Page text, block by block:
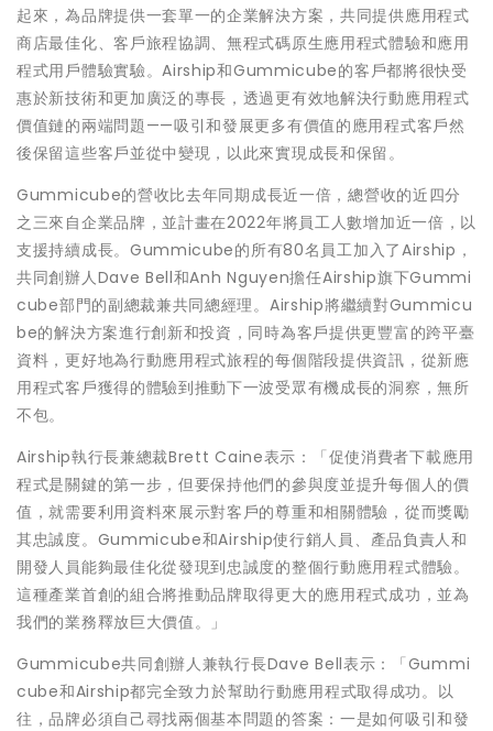
起來，為品牌提供一套單一的企業解決方案，共同提供應用程式
商店最佳化、客戶旅程協調、無程式碼原生應用程式體驗和應用
程式用戶體驗實驗。Airship和Gummicube的客戶都將很快受
惠於新技術和更加廣泛的專長，透過更有效地解決行動應用程式
價值鏈的兩端問題——吸引和發展更多有價值的應用程式客戶然
後保留這些客戶並從中變現，以此來實現成長和保留。
Gummicube的營收比去年同期成長近一倍，總營收的近四分
之三來自企業品牌，並計畫在2022年將員工人數增加近一倍，以
支援持續成長。Gummicube的所有80名員工加入了Airship，
共同創辦人Dave Bell和Anh Nguyen擔任Airship旗下Gummi
cube部門的副總裁兼共同總經理。Airship將繼續對Gummicu
be的解決方案進行創新和投資，同時為客戶提供更豐富的跨平臺
資料，更好地為行動應用程式旅程的每個階段提供資訊，從新應
用程式客戶獲得的體驗到推動下一波受眾有機成長的洞察，無所
不包。
Airship執行長兼總裁Brett Caine表示：「促使消費者下載應用
程式是關鍵的第一步，但要保持他們的參與度並提升每個人的價
值，就需要利用資料來展示對客戶的尊重和相關體驗，從而獎勵
其忠誠度。Gummicube和Airship使行銷人員、產品負責人和
開發人員能夠最佳化從發現到忠誠度的整個行動應用程式體驗。
這種產業首創的組合將推動品牌取得更大的應用程式成功，並為
我們的業務釋放巨大價值。」
Gummicube共同創辦人兼執行長Dave Bell表示：「Gummi
cube和Airship都完全致力於幫助行動應用程式取得成功。以
往，品牌必須自己尋找兩個基本問題的答案：一是如何吸引和發